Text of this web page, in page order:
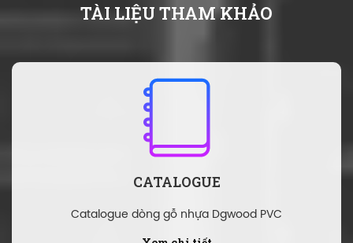
TÀI LIỆU THAM KHẢO
CATALOGUE
Catalogue dòng gỗ nhựa Dgwood PVC